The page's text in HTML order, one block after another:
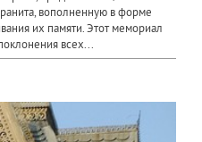
вополненную в форме
их памяти. Этот мемориал
всех...